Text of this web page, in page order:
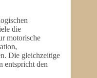
die
motorische
Die gleichzeitige
entspricht den